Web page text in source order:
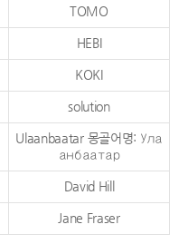
TOMO
HEBI
KOKI
solution
Ulaanbaatar 몽골어명: Ула
анбаатар
David Hill
Jane Fraser